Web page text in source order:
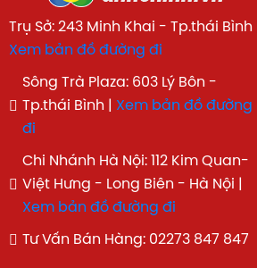
Trụ Sở: 243 Minh Khai - Tp.thái Bình |
Xem bản đồ đường đi
Sông Trà Plaza: 603 Lý Bôn -
Tp.thái Bình | Xem bản đồ đường
đi
Chi Nhánh Hà Nội: 112 Kim Quan-
Việt Hưng - Long Biên - Hà Nội |
Xem bản đồ đường đi
Tư Vấn Bán Hàng: 02273 847 847